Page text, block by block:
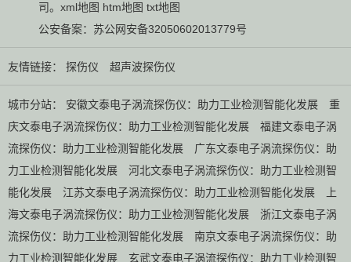
司。 xml地图 htm地图 txt地图
公安备案： 苏公网安备32050602013779号
友情链接： 探伤仪 超声波探伤仪
城市分站： 安徽文泰电子涡流探伤仪：助力工业检测智能化发展
重
庆文泰电子涡流探伤仪：助力工业检测智能化发展
福建文泰电子涡
流探伤仪：助力工业检测智能化发展
广东文泰电子涡流探伤仪：助
力工业检测智能化发展
河北文泰电子涡流探伤仪：助力工业检测智
能化发展
江苏文泰电子涡流探伤仪：助力工业检测智能化发展
上
海文泰电子涡流探伤仪：助力工业检测智能化发展
浙江文泰电子涡
流探伤仪：助力工业检测智能化发展
南京文泰电子涡流探伤仪：助
力工业检测智能化发展
玄武文泰电子涡流探伤仪：助力工业检测智